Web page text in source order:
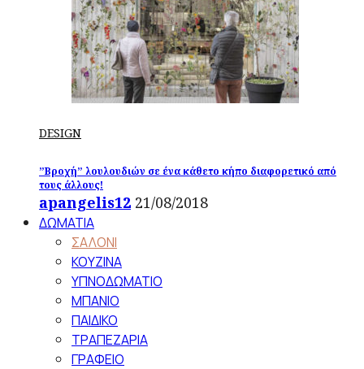
DESIGN
”Βροχή” λουλουδιών σε ένα κάθετο κήπο διαφορετικό από
τους άλλους!
apangelis12 21/08/2018
ΔΩΜΑΤΙΑ
ΣΑΛΟΝΙ
ΚΟΥΖΙΝΑ
ΥΠΝΟΔΩΜΑΤΙΟ
ΜΠΑΝΙΟ
ΠΑΙΔΙΚΟ
ΤΡΑΠΕΖΑΡΙΑ
ΓΡΑΦΕΙΟ